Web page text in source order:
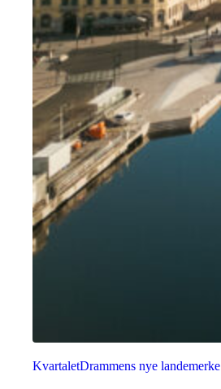
KvartaletDrammens nye landemerke